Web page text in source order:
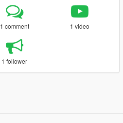
1 comment 1 video
1 follower